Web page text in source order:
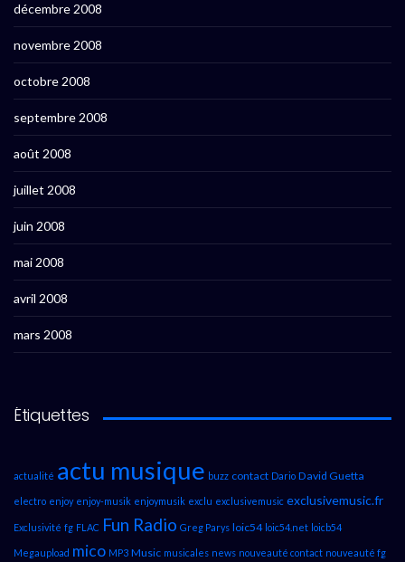
décembre 2008
novembre 2008
octobre 2008
septembre 2008
août 2008
juillet 2008
juin 2008
mai 2008
avril 2008
mars 2008
Étiquettes
actualité actu musique buzz contact Dario David Guetta
electro enjoy enjoy-musik enjoymusik exclu exclusivemusic exclusivemusic.fr
Exclusivité fg FLAC Fun Radio Greg Parys loic54 loic54.net loicb54
Megaupload mico MP3 Music musicales news nouveauté contact nouveauté fg